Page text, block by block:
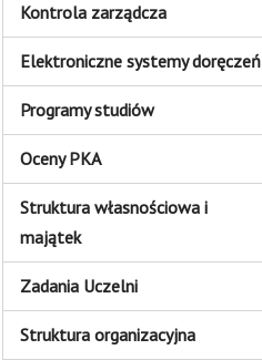
Kontrola zarządcza
Elektroniczne systemy doręczeń
Programy studiów
Oceny PKA
Struktura własnościowa i
majątek
Zadania Uczelni
Struktura organizacyjna